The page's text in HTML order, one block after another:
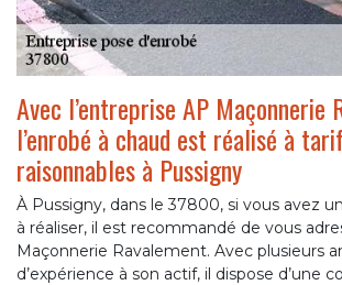
Avec l’entreprise AP Maçonnerie
l’enrobé à chaud est réalisé à
raisonnables à Pussigny
À Pussigny, dans le 37800, si vous avez
à réaliser, il est recommandé de vous
Maçonnerie Ravalement. Avec plusieurs
d’expérience à son actif, il dispose d’une